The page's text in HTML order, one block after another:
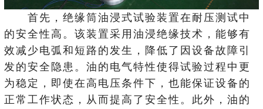
首先，绝缘筒油浸式试验装置在耐压测试中
的安全性高。该装置采用油浸绝缘技术，能够有
效减少电弧和短路的发生，降低了因设备故障引
发的安全隐患。油的电气特性使得试验过程中更
为稳定，即使在高电压条件下，也能保证设备的
正常工作状态，从而提高了安全性。此外，油的